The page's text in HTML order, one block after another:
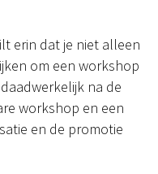
erin dat je niet alleen
om een workshop
na de
workshop en een
en de promotie